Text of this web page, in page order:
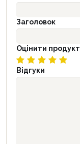
Заголовок
Оцінити продукт
Відгуки